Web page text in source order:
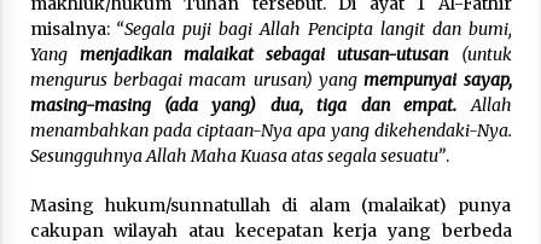
misalnya: “Segala puji bagi Allah Pencipta langit dan bumi,
Yang menjadikan malaikat sebagai utusan-utusan(untuk
mengurus berbagai macam urusan) yangmempunyai sayap,
masing-masing (ada yang) dua, tiga dan empat. Allah
menambahkan pada ciptaan-Nya apa yang dikehendaki-Nya.
Sesungguhnya Allah Maha Kuasa atas segala sesuatu”.
Masing hukum/sunnatullah di alam (malaikat) punya
cakupan wilayah atau kecepatan kerja yang berbeda